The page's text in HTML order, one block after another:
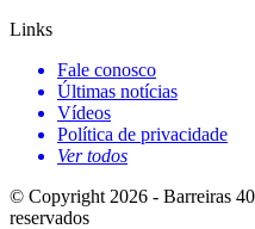
Links
Fale conosco
Últimas notícias
Vídeos
Política de privacidade
Ver todos
© Copyright 2026 - Barreiras
reservados